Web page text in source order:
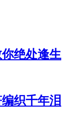
绝处逢生
织千年泪